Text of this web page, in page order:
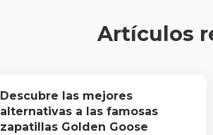
Artículos
Descubre las mejores
alternativas a las famosas
zapatillas Golden Goose